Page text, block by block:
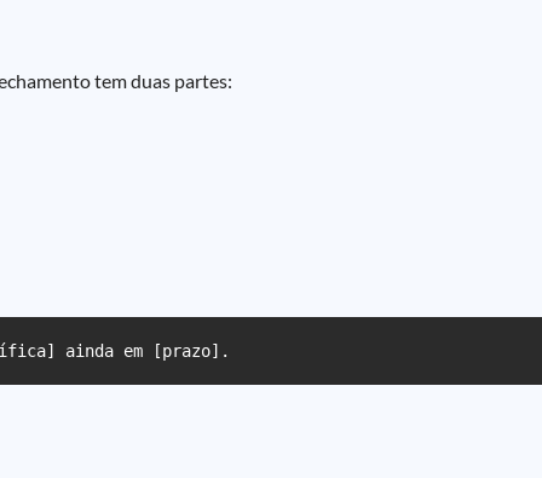
tem duas partes:
ainda em [prazo].